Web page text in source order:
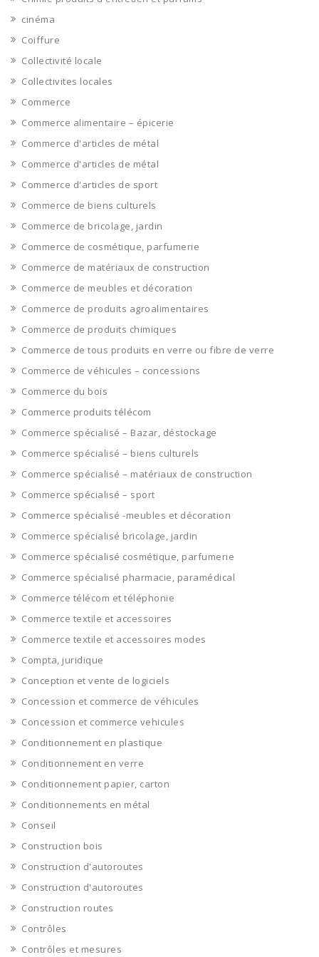
cinéma
Coiffure
Collectivité locale
Collectivites locales
Commerce
Commerce alimentaire – épicerie
Commerce d'articles de métal
Commerce d'articles de métal
Commerce d'articles de sport
Commerce de biens culturels
Commerce de bricolage, jardin
Commerce de cosmétique, parfumerie
Commerce de matériaux de construction
Commerce de meubles et décoration
Commerce de produits agroalimentaires
Commerce de produits chimiques
Commerce de tous produits en verre ou fibre de verre
Commerce de véhicules – concessions
Commerce du bois
Commerce produits télécom
Commerce spécialisé – Bazar, déstockage
Commerce spécialisé – biens culturels
Commerce spécialisé – matériaux de construction
Commerce spécialisé – sport
Commerce spécialisé -meubles et décoration
Commerce spécialisé bricolage, jardin
Commerce spécialisé cosmétique, parfumerie
Commerce spécialisé pharmacie, paramédical
Commerce télécom et téléphonie
Commerce textile et accessoires
Commerce textile et accessoires modes
Compta, juridique
Conception et vente de logiciels
Concession et commerce de véhicules
Concession et commerce vehicules
Conditionnement en plastique
Conditionnement en verre
Conditionnement papier, carton
Conditionnements en métal
Conseil
Construction bois
Construction d'autoroutes
Construction d'autoroutes
Construction routes
Contrôles
Contrôles et mesures